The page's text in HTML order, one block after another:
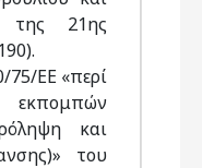
της 21ης
75/ΕΕ «περί
και
του